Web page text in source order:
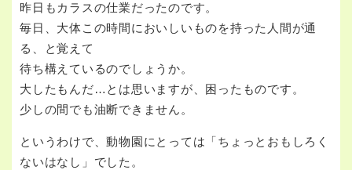
昨日もカラスの仕業だったのです。
毎日、大体この時間においしいものを持った人間が通
る、と覚えて
待ち構えているのでしょうか。
大したもんだ…とは思いますが、困ったものです。
少しの間でも油断できません。
というわけで、動物園にとっては「ちょっとおもしろく
ないはなし」でした。